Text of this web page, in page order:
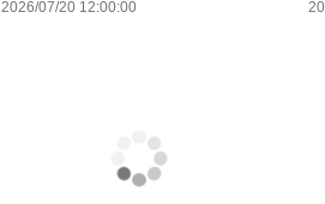
2026/07/20 12:00:00